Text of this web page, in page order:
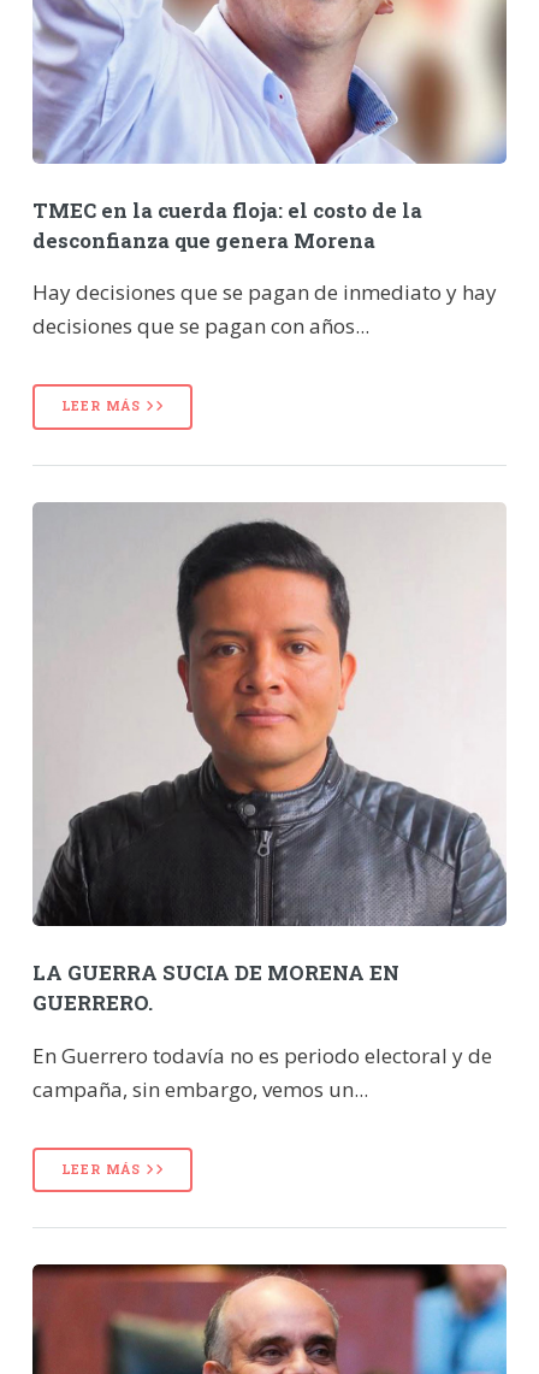
TMEC en la cuerda floja: el costo de la
desconfianza que genera Morena
Hay decisiones que se pagan de inmediato y hay
decisiones que se pagan con años...
LEER MÁS
LA GUERRA SUCIA DE MORENA EN
GUERRERO.
En Guerrero todavía no es periodo electoral y de
campaña, sin embargo, vemos un...
LEER MÁS